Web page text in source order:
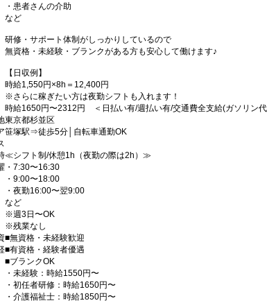
・患者さんの介助
など
研修・サポート体制がしっかりしているので
無資格・未経験・ブランクがある方も安心して働けます♪
【日収例】
時給1,550円×8h＝12,400円
※さらに稼ぎたい方は夜勤シフトも入れます！
時給1650円〜2312円 ＜日払い有/週払い有/交通費全支給(ガソリン代
東京都杉並区
笹塚駅⇒徒歩5分│自転車通勤OK
≪シフト制/休憩1h（夜勤の際は2h）≫
・7:30〜16:30
・9:00〜18:00
・夜勤16:00〜翌9:00
など
※週3日〜OK
※残業なし
■無資格・未経験歓迎
■有資格・経験者優遇
■ブランクOK
・未経験：時給1550円〜
・初任者研修：時給1650円〜
・介護福祉士：時給1850円〜